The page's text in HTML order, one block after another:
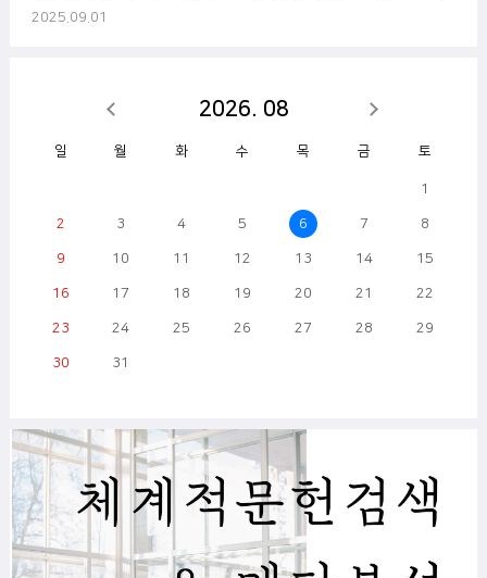
2025.09.01
2026. 08
일 월 화 수 목 금 토
1
2 3 4 5 6 7 8
9 10 11 12 13 14 15
16 17 18 19 20 21 22
23 24 25 26 27 28 29
30 31